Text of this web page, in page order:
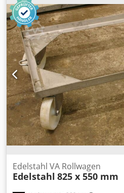
Edelstahl VA Rollwagen
Edelstahl 825 x 550 mm